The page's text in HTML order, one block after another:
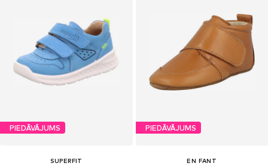
PIEDĀVĀJUMS
SUPERFIT
PIEDĀVĀJUMS
EN FANT